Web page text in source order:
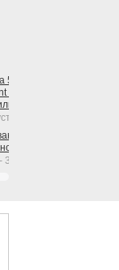
50% на варочную
при покупке духового
Hotpoint!"
2026
упаковщик +
упаковщика =
30 Сентября 2026